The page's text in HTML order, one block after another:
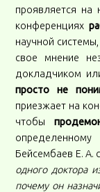
проявляется на
конференциях
научной
свое мнение
докладчиком
просто не
приезжает на
чтобы
Бейсембаев Е.
одного доктора
почему он